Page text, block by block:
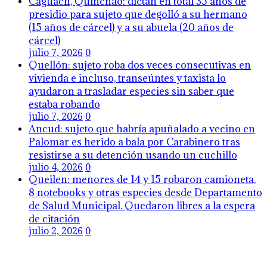
presidio para sujeto que degolló a su hermano
(15 años de cárcel) y a su abuela (20 años de
cárcel)
julio 7, 2026 0
Quellón: sujeto roba dos veces consecutivas en
vivienda e incluso, transeúntes y taxista lo
ayudaron a trasladar especies sin saber que
estaba robando
julio 7, 2026 0
Ancud: sujeto que habría apuñalado a vecino en
Palomar es herido a bala por Carabinero tras
resistirse a su detención usando un cuchillo
julio 4, 2026 0
Queilen: menores de 14 y 15 robaron camioneta,
8 notebooks y otras especies desde Departamento
de Salud Municipal. Quedaron libres a la espera
de citación
julio 2, 2026 0